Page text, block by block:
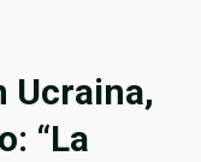
Ucraina,
“La